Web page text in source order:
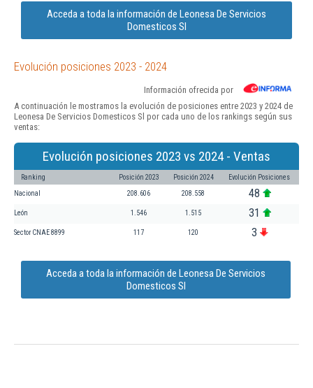
Acceda a toda la información de Leonesa De Servicios
Domesticos Sl
Evolución posiciones 2023 - 2024
Información ofrecida por
A continuación le mostramos la evolución de posiciones entre 2023 y 2024 de
Leonesa De Servicios Domesticos Sl por cada uno de los rankings según sus
ventas:
Evolución posiciones 2023 vs 2024 - Ventas
Ranking Posición 2023 Posición 2024 Evolución Posiciones
Nacional 208.606 208.558 48
León 1.546 1.515 31
Sector CNAE 8899 117 120 3
Acceda a toda la información de Leonesa De Servicios
Domesticos Sl